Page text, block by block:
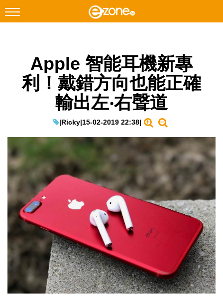
Facebook Instagram
科技焦點
教學評測
EduTech
IT Times
生成式AI與雲端應用
Enterprise Digital Transformation
特集
Apple 智能耳機新專
利！戴錯方向也能正確
輸出左‧右聲道
|Ricky|15-02-2019 22:38|